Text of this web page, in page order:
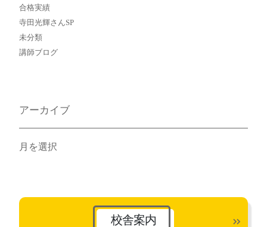
合格実績
寺田光輝さんSP
未分類
講師ブログ
アーカイブ
ア
ブ
校舎案内